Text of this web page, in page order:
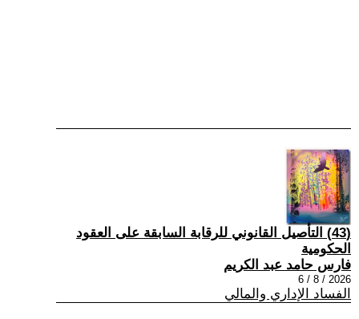
(43) التأصيل القانوني للرقابة السابقة على العقود
الحكومية
فارس حامد عبد الكريم
2026 / 8 / 6
الفساد الإداري والمالي